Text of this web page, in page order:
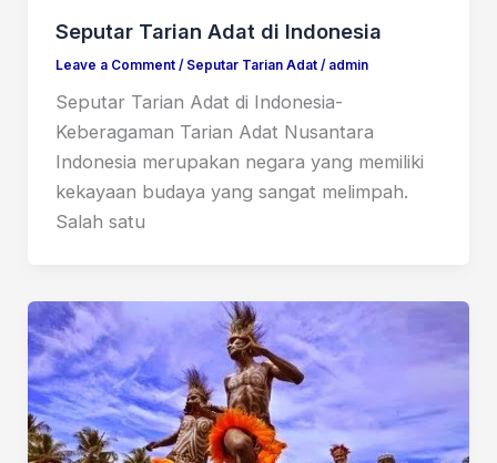
Seputar Tarian Adat di Indonesia
Leave a Comment / Seputar Tarian Adat/ admin
Seputar Tarian Adat di Indonesia-
Keberagaman Tarian Adat Nusantara
Indonesia merupakan negara yang memiliki
kekayaan budaya yang sangat melimpah.
Salah satu